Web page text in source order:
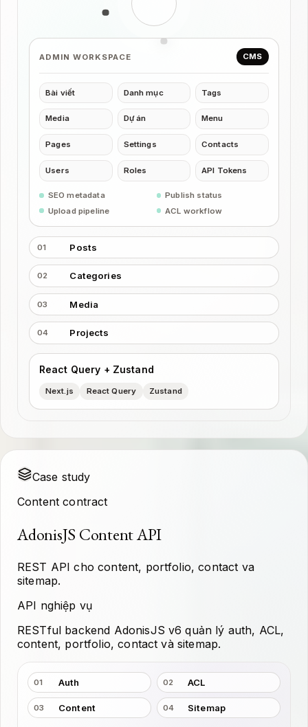
ADMIN WORKSPACE CMS
Bài viết Danh mục Tags
Media Dự án Menu
Pages Settings Contacts
Users Roles API Tokens
SEO metadata
Publish status
Upload pipeline
ACL workflow
01 Posts
02 Categories
03 Media
04 Projects
React Query + Zustand
Next.js React Query Zustand
Case study
Content contract
AdonisJS Content API
REST API cho content, portfolio, contact va
sitemap.
API nghiệp vụ
RESTful backend AdonisJS v6 quản lý auth, ACL,
content, portfolio, contact và sitemap.
01 Auth 02 ACL
03 Content 04 Sitemap